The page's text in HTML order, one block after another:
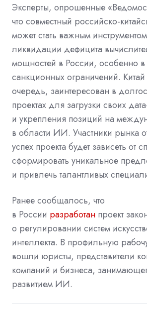
Эксперты, опрошенные
что совместный российско-
может стать важным
ликвидации дефицита
мощностей в России, особенно в
санкционных ограничений.
очередь, заинтересован в
проектах для загрузки своих
и укрепления позиций на
в области ИИ. Участники рынка
успех проекта будет зависеть от
сформировать уникальное
и привлечь талантливых
Ранее сообщалось, что
в России разработан проект
о регулировании систем
интеллекта. В профильную
вошли юристы, представители
компаний и бизнеса,
развитием ИИ.